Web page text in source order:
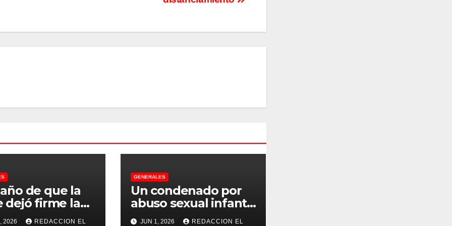
de que la
dejó firme la
la Justicia
2026 REDACCION EL
GENERALES
Un condenado por
abuso sexual infantil
se recibió de
JUN 1, 2026 REDACCION EL